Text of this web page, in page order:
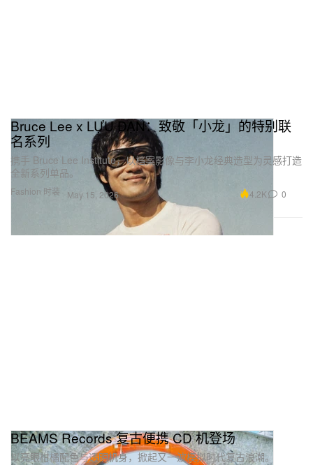
Fashion 时装
Bruce Lee x LỰU ĐẠN：致敬「小龙」的特别联
名系列
携手 Bruce Lee Institute，以档案影像与李小龙经典造型为灵感打造
全新系列单品。
May 15, 2026 4.2K 0
BEAMS Records 复古便携 CD 机登场
以亮眼柑橘配色与透明机身，掀起又一波模拟时代复古浪潮。